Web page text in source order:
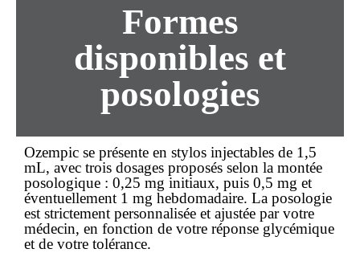
Formes
disponibles et
posologies
Ozempic se présente en stylos injectables de 1,5
mL, avec trois dosages proposés selon la montée
posologique : 0,25 mg initiaux, puis 0,5 mg et
éventuellement 1 mg hebdomadaire. La posologie
est strictement personnalisée et ajustée par votre
médecin, en fonction de votre réponse glycémique
et de votre tolérance.